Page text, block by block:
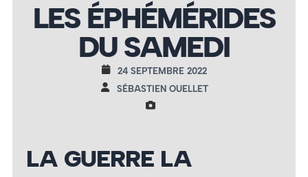
LES ÉPHÉMÉRIDES
DU SAMEDI
24 SEPTEMBRE 2022
SÉBASTIEN OUELLET
LA GUERRE LA